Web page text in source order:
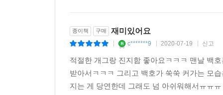
종이책 구매 재미있어요
c*******9 2020-07-19 신고
적절한 개그랑 진지함 좋아요ㅋㅋㅋ 맨날 백
받아서ㅋㅋㅋ 그리고 백호가 쑥쑥 커가는 모
지는 게 당연한데 그래도 넘 아쉬워해서ㅠㅠ